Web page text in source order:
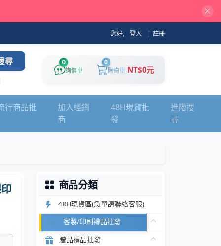
您好, 登入 | 註冊
尋 0
詢價車
0
購物車 NT$0元
行商品批
加入經銷
商
48H現貨批
發
進階搜
尋
商品分類
48H現貨區(急單請聯絡客服)
客製/印刷禮品批發
贈品禮品批發